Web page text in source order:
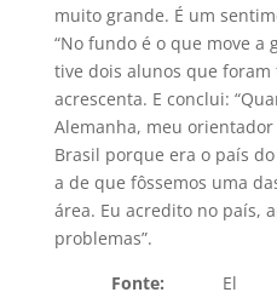
muito grande. É um
“No fundo é o que move a
tive dois alunos que foram
acrescenta. E conclui:
Alemanha, meu
Brasil porque era o país
a de que fôssemos uma
área. Eu acredito no país,
problemas”.
Fonte: El